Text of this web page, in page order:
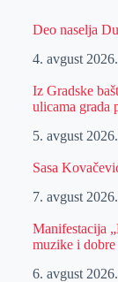
Deo naselja
4. avgust 2026.
Iz Gradske
ulicama grada
5. avgust 2026.
Sasa
7. avgust 2026.
Manifestacija
muzike i dobre
6. avgust 2026.